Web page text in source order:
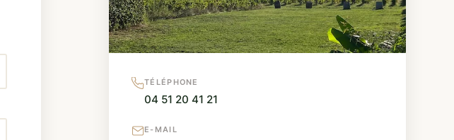
TÉLÉPHONE
04 51 20 41 21
E-MAIL